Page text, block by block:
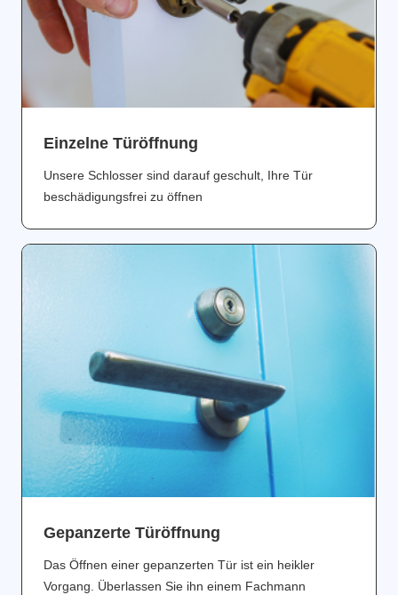
Einzelne Türöffnung
Unsere Schlosser sind darauf geschult, Ihre Tür
beschädigungsfrei zu öffnen
Gepanzerte Türöffnung
Das Öffnen einer gepanzerten Tür ist ein heikler
Vorgang. Überlassen Sie ihn einem Fachmann